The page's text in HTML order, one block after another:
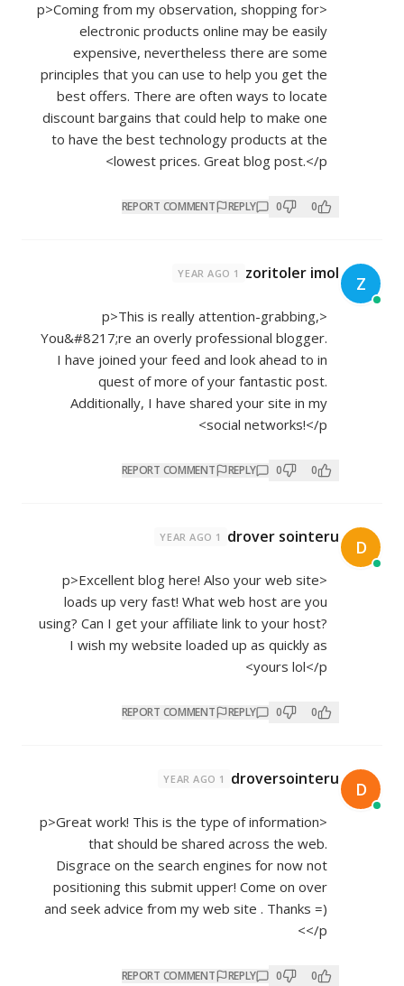
<p>Coming from my observation, shopping for
electronic products online may be easily
expensive, nevertheless there are some
principles that you can use to help you get the
best offers. There are often ways to locate
discount bargains that could help to make one
to have the best technology products at the
lowest prices. Great blog post.</p>
REPLY
REPORT COMMENT
Z
zoritoler imol
1 YEAR AGO
<p>This is really attention-grabbing,
You&#8217;re an overly professional blogger.
I have joined your feed and look ahead to in
quest of more of your fantastic post.
Additionally, I have shared your site in my
social networks!</p>
REPLY
REPORT COMMENT
D
drover sointeru
1 YEAR AGO
<p>Excellent blog here! Also your web site
loads up very fast! What web host are you
using? Can I get your affiliate link to your host?
I wish my website loaded up as quickly as
yours lol</p>
REPLY
REPORT COMMENT
D
droversointeru
1 YEAR AGO
<p>Great work! This is the type of information
that should be shared across the web.
Disgrace on the search engines for now not
positioning this submit upper! Come on over
and seek advice from my web site . Thanks =)
REPLY
REPORT COMMENT